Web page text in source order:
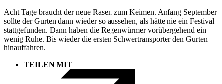
Acht Tage braucht der neue Rasen zum Keimen. Anfang September
sollte der Gurten dann wieder so aussehen, als hätte nie ein Festival
stattgefunden. Dann haben die Regenwürmer vorübergehend ein
wenig Ruhe. Bis wieder die ersten Schwertransporter den Gurten
hinauffahren.
TEILEN MIT